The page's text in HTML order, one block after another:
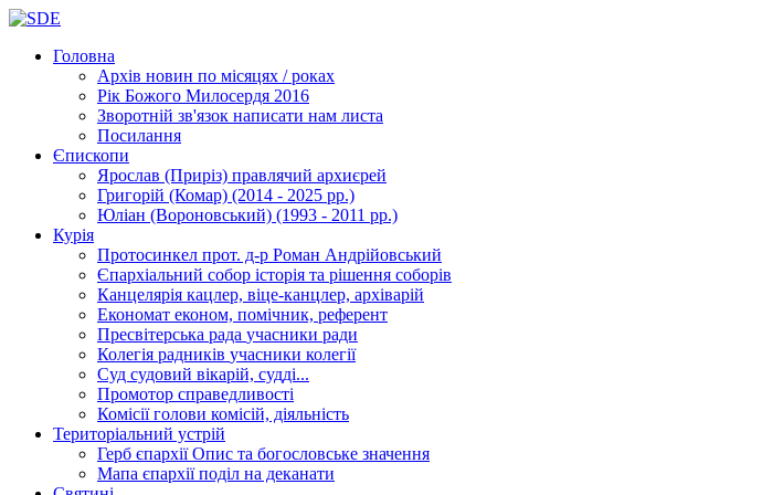
Головна
Архів новин по місяцях / роках
Рік Божого Милосердя 2016
Зворотній зв'язок написати нам листа
Посилання
Єпископи
Ярослав (Приріз) правлячий архиєрей
Григорій (Комар) (2014 - 2025 рр.)
Юліан (Вороновський) (1993 - 2011 рр.)
Курія
Протосинкел прот. д-р Роман Андрійовський
Єпархіальний собор історія та рішення соборів
Канцелярія кацлер, віце-канцлер, архіварій
Економат економ, помічник, референт
Пресвітерська рада учасники ради
Колегія радників учасники колегії
Суд судовий вікарій, судді...
Промотор справедливості
Комісіїголови комісій, діяльність
Територіальний устрій
Герб єпархіїОпис та богословське значення
Мапа єпархіїподіл на деканати